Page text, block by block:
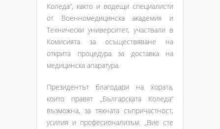
Коледа“, както и водещи специалисти
от Военномедицинска академия и
Технически университет, участвали в
Комисията за осъществяване на
открита процедура за доставка на
медицинска апаратура.
Президентът благодари на хората,
които правят „Българската Коледа“
възможна, за тяхната съпричастност,
усилия и професионализъм. „Вие сте